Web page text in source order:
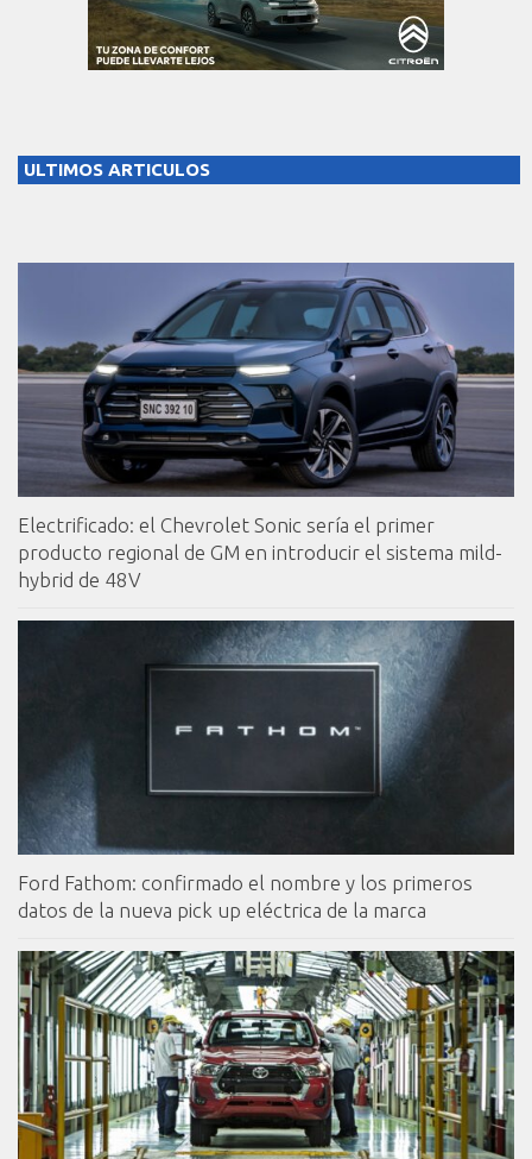
ULTIMOS ARTICULOS
Electrificado: el Chevrolet Sonic sería el primer
producto regional de GM en introducir el sistema mild-
hybrid de 48V
Ford Fathom: confirmado el nombre y los primeros
datos de la nueva pick up eléctrica de la marca